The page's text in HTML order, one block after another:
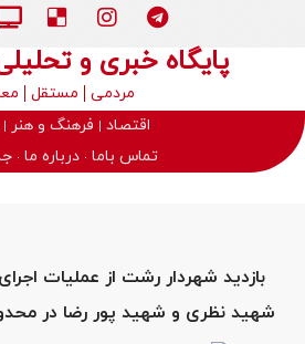
پایگاه خبری و
مردمی مستقل
اقتصاد
فرهنگ و هنر
تماس باما درباره ما
بازدید شهردار رشت از عملیات
شهید نظری و شهید پور رضا در